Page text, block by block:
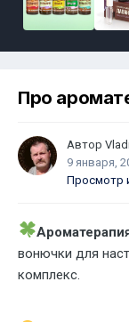
Про
Автор
9 января,
Просмотр
вонючки для
комплекс.